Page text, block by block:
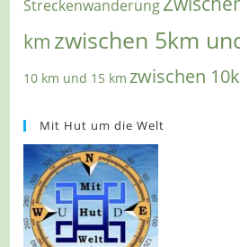
Streckenwanderung
km zwischen 5km
10 km und 15 km zwischen
Mit Hut um die Welt